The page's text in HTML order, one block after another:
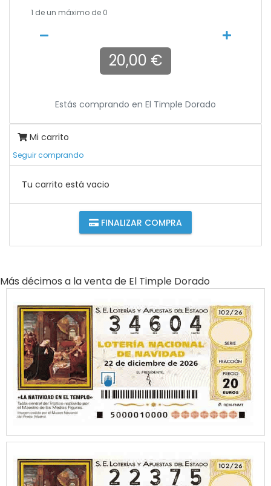
1 de un máximo de 0
20,00 €
Estás comprando en El Timple Dorado
Mi carrito
Seguir comprando
Tu carrito está vacio
FINALIZAR COMPRA
Más décimos a la venta de El Timple Dorado